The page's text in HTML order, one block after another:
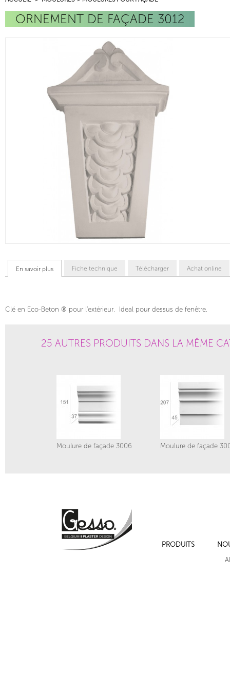
ORNEMENT DE FAÇADE 3012
En savoir plus Fiche technique Télécharger Achat online
Clé en Eco-Beton ® pour l'extérieur. Ideal pour dessus de fenêtre.
25 AUTRES PRODUITS DANS LA MÊME
Moulure de façade 3006 Moulure de façade
Balustre pour l'extérieur 639
PRODUITS